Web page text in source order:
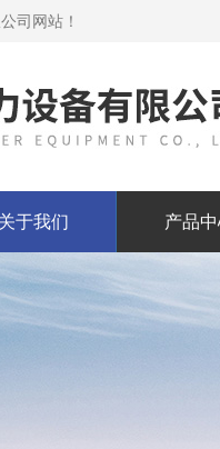
司网站！
关于我们 产品